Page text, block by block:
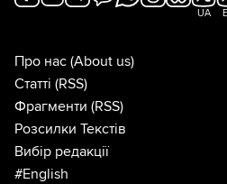
UA
Про нас (About us)
Статті (RSS)
Фрагменти (RSS)
Розсилки Текстів
Вибір редакції
#English